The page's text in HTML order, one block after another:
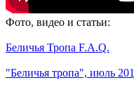
Фото, видео и статьи:
Беличья Тропа F.A.Q.
"Беличья тропа", июль